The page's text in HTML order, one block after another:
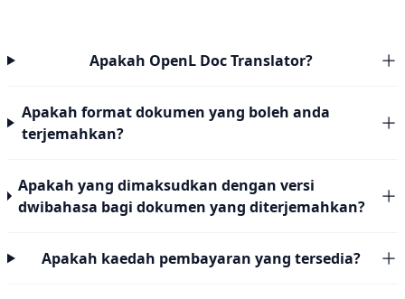
Apakah OpenL Doc Translator?
Apakah format dokumen yang boleh anda
terjemahkan?
Apakah yang dimaksudkan dengan versi
dwibahasa bagi dokumen yang diterjemahkan?
Apakah kaedah pembayaran yang tersedia?